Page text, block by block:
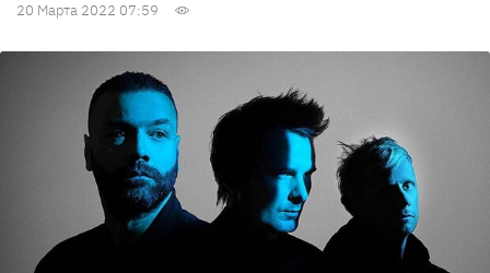
20 Марта 2022 07:59